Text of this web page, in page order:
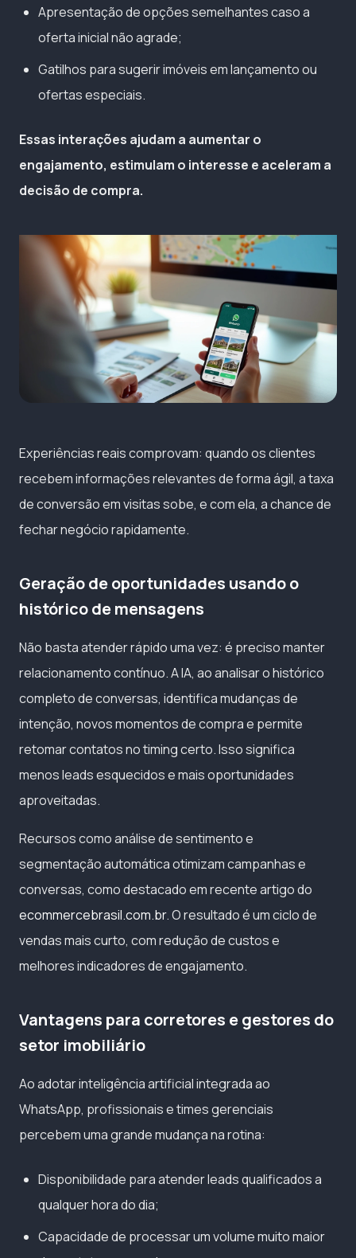
Apresentação de opções semelhantes caso a
oferta inicial não agrade;
Gatilhos para sugerir imóveis em lançamento ou
ofertas especiais.
Essas interações ajudam a aumentar o
engajamento, estimulam o interesse e aceleram a
decisão de compra.
Experiências reais comprovam: quando os clientes
recebem informações relevantes de forma ágil, a taxa
de conversão em visitas sobe, e com ela, a chance de
fechar negócio rapidamente.
Geração de oportunidades usando o
histórico de mensagens
Não basta atender rápido uma vez: é preciso manter
relacionamento contínuo. A IA, ao analisar o histórico
completo de conversas, identifica mudanças de
intenção, novos momentos de compra e permite
retomar contatos no timing certo. Isso significa
menos leads esquecidos e mais oportunidades
aproveitadas.
Recursos como análise de sentimento e
segmentação automática otimizam campanhas e
conversas, como destacado em recente artigo do
ecommercebrasil.com.br. O resultado é um ciclo de
vendas mais curto, com redução de custos e
melhores indicadores de engajamento.
Vantagens para corretores e gestores do
setor imobiliário
Ao adotar inteligência artificial integrada ao
WhatsApp, profissionais e times gerenciais
percebem uma grande mudança na rotina:
Disponibilidade para atender leads qualificados a
qualquer hora do dia;
Capacidade de processar um volume muito maior